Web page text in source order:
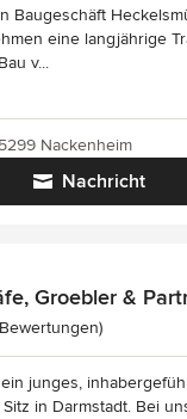
Baugeschäft
eine langjährige
v...
Nachricht
Nackenheim
Groebler &
5 von 5
junges,
in Darmstadt. Bei